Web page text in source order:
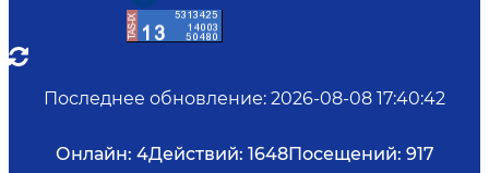
Последнее обновление: 2026-08-08 17:40:42
Онлайн: 4Действий: 1648Посещений: 917